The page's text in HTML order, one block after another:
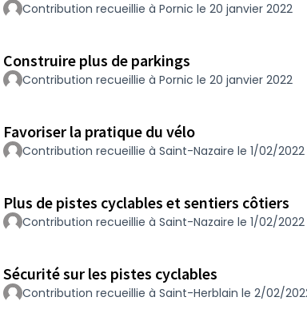
Contribution recueillie à Pornic le 20 janvier 2022
Construire plus de parkings
Contribution recueillie à Pornic le 20 janvier 2022
Favoriser la pratique du vélo
Contribution recueillie à Saint-Nazaire le 1/02/2022
Plus de pistes cyclables et sentiers côtiers
Contribution recueillie à Saint-Nazaire le 1/02/2022
Sécurité sur les pistes cyclables
Contribution recueillie à Saint-Herblain le 2/02/